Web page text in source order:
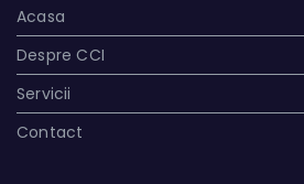
Acasa
Despre CCI
Servicii
Contact